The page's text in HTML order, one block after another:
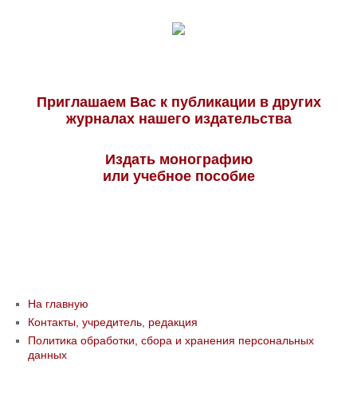
Приглашаем Вас к публикации в других
журналах нашего издательства
Издать монографию
или учебное пособие
На главную
Контакты, учредитель, редакция
Политика обработки, сбора и хранения персональных
данных